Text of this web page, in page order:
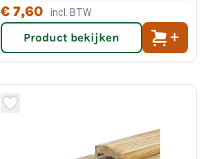
€ 7,60 incl. BTW
Product bekijken